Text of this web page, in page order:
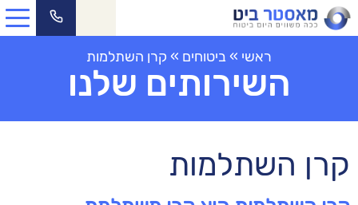
ראשי »ביטוחים » קרן השתלמות
השירותים שלנו
קרן השתלמות